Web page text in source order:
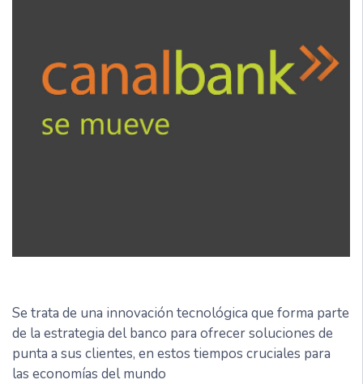
Se trata de una innovación tecnológica que forma parte
de la estrategia del banco para ofrecer soluciones de
punta a sus clientes, en estos tiempos cruciales para
las economías del mundo